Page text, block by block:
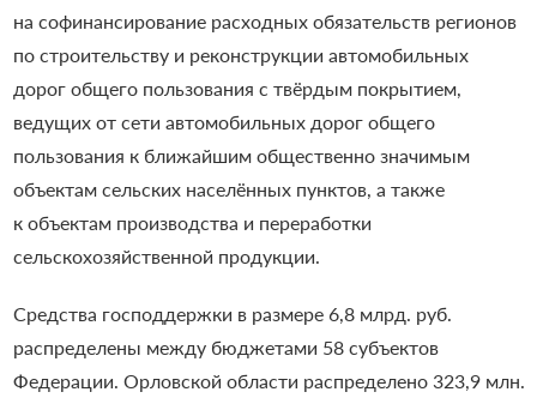
на софинансирование расходных обязательств регионов
по строительству и реконструкции автомобильных
дорог общего пользования с твёрдым покрытием,
ведущих от сети автомобильных дорог общего
пользования к ближайшим общественно значимым
объектам сельских населённых пунктов, а также
к объектам производства и переработки
сельскохозяйственной продукции.
Средства господдержки в размере 6,8 млрд. руб.
распределены между бюджетами 58 субъектов
Федерации. Орловской области распределено 323,9 млн.